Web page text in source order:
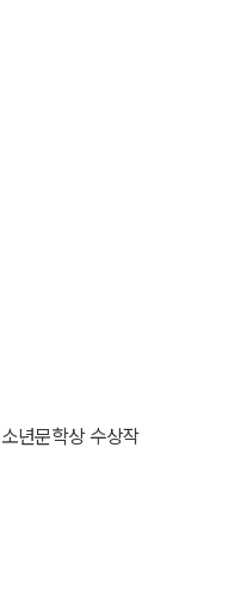
년문학상 수상작